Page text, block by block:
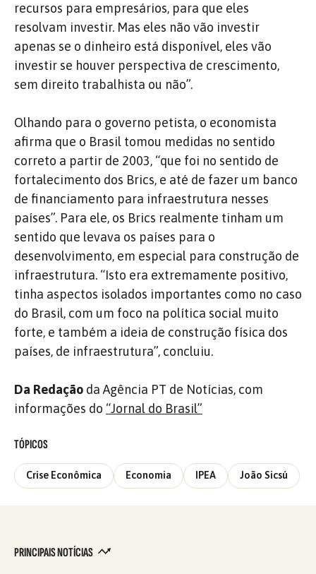
recursos para empresários, para que eles
resolvam investir. Mas eles não vão investir
apenas se o dinheiro está disponível, eles vão
investir se houver perspectiva de crescimento,
sem direito trabalhista ou não”.
Olhando para o governo petista, o economista
afirma que o Brasil tomou medidas no sentido
correto a partir de 2003, “que foi no sentido de
fortalecimento dos Brics, e até de fazer um banco
de financiamento para infraestrutura nesses
países”. Para ele, os Brics realmente tinham um
sentido que levava os países para o
desenvolvimento, em especial para construção de
infraestrutura. “Isto era extremamente positivo,
tinha aspectos isolados importantes como no caso
do Brasil, com um foco na política social muito
forte, e também a ideia de construção física dos
países, de infraestrutura”, concluiu.
Da Redação da Agência PT de Notícias, com
informações do “Jornal do Brasil”
TÓPICOS
Crise Econômica Economia IPEA João Sicsú
PRINCIPAIS NOTÍCIAS